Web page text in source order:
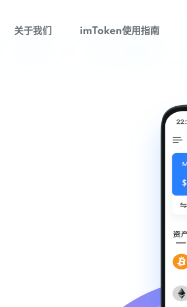
关于我们 imToken使用指南